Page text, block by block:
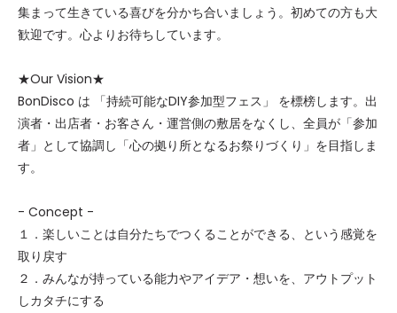
集まって生きている喜びを分かち合いましょう。初めての方も大
歓迎です。心よりお待ちしています。
★Our Vision★
BonDisco は 「持続可能なDIY参加型フェス」 を標榜します。出
演者・出店者・お客さん・運営側の敷居をなくし、全員が「参加
者」として協調し「心の拠り所となるお祭りづくり」を目指しま
す。
- Concept -
１．楽しいことは自分たちでつくることができる、という感覚を
取り戻す
２．みんなが持っている能力やアイデア・想いを、アウトプット
しカタチにする